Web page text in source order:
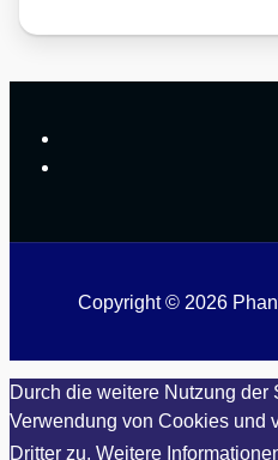
Copyright © 2026
Durch die weitere Nutzung der
Verwendung von Cookies und
Dritter zu. Weitere